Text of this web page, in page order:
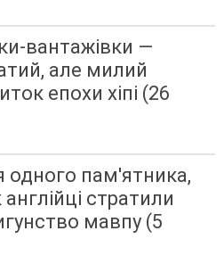
вантажівки —
але милий
епохи хіпі (26
одного пам'ятника,
стратили
мавпу (5